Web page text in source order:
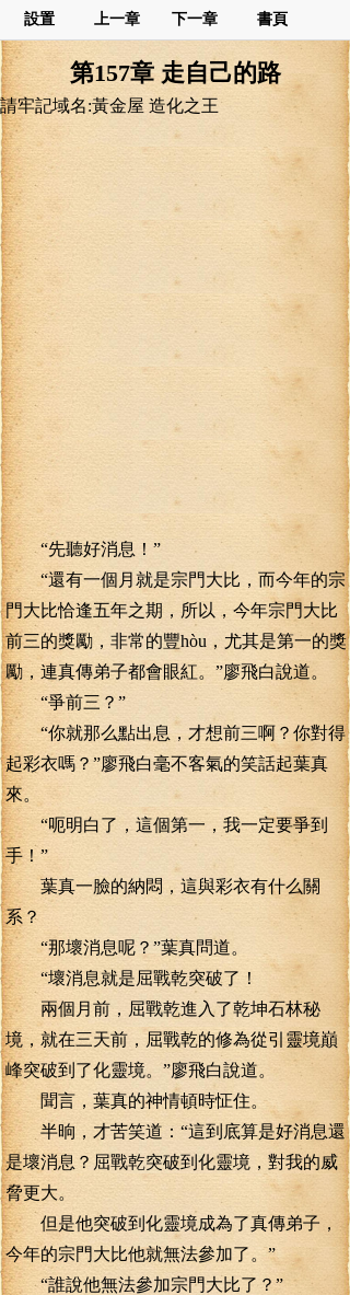
設置 上一章 下一章 書頁
第157章 走自己的路
請牢記域名:黃金屋 造化之王
“先聽好消息！”
“還有一個月就是宗門大比，而今年的宗
門大比恰逢五年之期，所以，今年宗門大比
前三的獎勵，非常的豐hòu，尤其是第一的獎
勵，連真傳弟子都會眼紅。”廖飛白說道。
“爭前三？”
“你就那么點出息，才想前三啊？你對得
起彩衣嗎？”廖飛白毫不客氣的笑話起葉真
來。
“呃明白了，這個第一，我一定要爭到
手！”
葉真一臉的納悶，這與彩衣有什么關
系？
“那壞消息呢？”葉真問道。
“壞消息就是屈戰乾突破了！
兩個月前，屈戰乾進入了乾坤石林秘
境，就在三天前，屈戰乾的修為從引靈境巔
峰突破到了化靈境。”廖飛白說道。
聞言，葉真的神情頓時怔住。
半晌，才苦笑道：“這到底算是好消息還
是壞消息？屈戰乾突破到化靈境，對我的威
脅更大。
但是他突破到化靈境成為了真傳弟子，
今年的宗門大比他就無法參加了。”
“誰說他無法參加宗門大比了？”